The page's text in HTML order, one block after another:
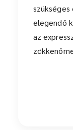
elegendő
az